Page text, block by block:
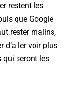
restent les
que Google
rester malins,
d’aller voir plus
qui seront les